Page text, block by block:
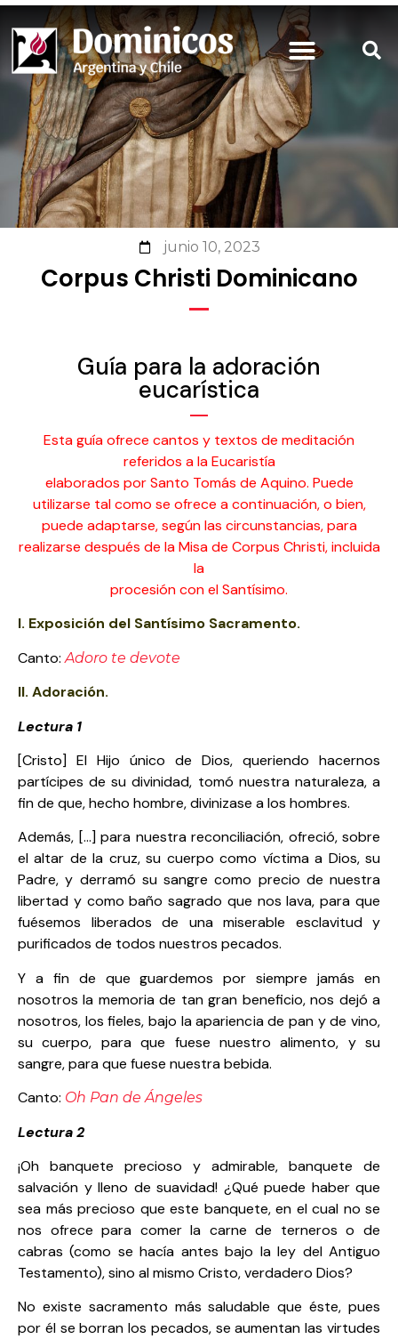
junio 10, 2023
Corpus Christi Dominicano
Guía para la adoración
eucarística
Esta guía ofrece cantos y textos de meditación
referidos a la Eucaristía
elaborados por Santo Tomás de Aquino. Puede
utilizarse tal como se ofrece a continuación, o bien,
puede adaptarse,según las circunstancias, para
realizarse después de la Misa de Corpus Christi, incluida
la
procesión con el Santísimo.
I. Exposición del Santísimo Sacramento.
Canto:Adoro te devote
II. Adoración.
Lectura 1
[Cristo] El Hijo único de Dios, queriendo hacernos
partícipes de su divinidad, tomó nuestra naturaleza, a
fin de que, hecho hombre, divinizase a los hombres.
Además, […] para nuestra reconciliación, ofreció, sobre
el altar de la cruz, su cuerpo como víctima a Dios, su
Padre, y derramó su sangre como precio de nuestra
libertad y como baño sagrado que nos lava, para que
fuésemos liberados de una miserable esclavitud y
purificados de todos nuestros pecados.
Y a fin de que guardemos por siempre jamás en
nosotros la memoria de tan gran beneficio, nos dejó a
nosotros, los fieles, bajo la apariencia de pan y de vino,
su cuerpo, para que fuese nuestro alimento, y su
sangre, para que fuese nuestra bebida.
Canto: Oh Pan de Ángeles
Lectura 2
¡Oh banquete precioso y admirable, banquete de
salvación y lleno de suavidad! ¿Qué puede haber que
sea más precioso que este banquete, en el cual no se
nos ofrece para comer la carne de terneros o de
cabras (como se hacía antes bajo la ley del Antiguo
Testamento), sino al mismo Cristo, verdadero Dios?
No existe sacramento más saludable que éste, pues
por él se borran los pecados, se aumentan las virtudes